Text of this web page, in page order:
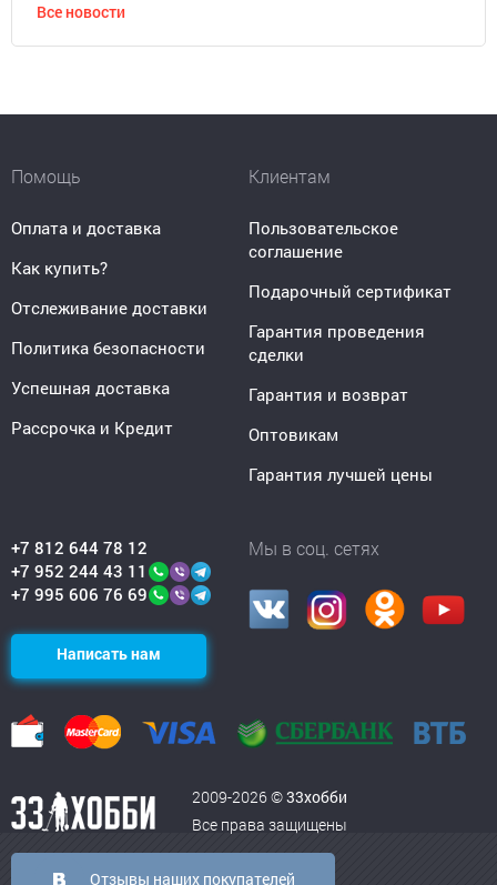
Все новости
Помощь
Оплата и доставка
Как купить?
Отслеживание доставки
Политика безопасности
Успешная доставка
Рассрочка и Кредит
Клиентам
Пользовательское
соглашение
Подарочный сертификат
Гарантия проведения
сделки
Гарантия и возврат
Оптовикам
Гарантия лучшей цены
+7 812 644 78 12
+7 952 244 43 11
+7 995 606 76 69
Написать нам
Мы в соц. сетях
2009-2026 ©33хобби
Все права защищены
Отзывы наших покупателей